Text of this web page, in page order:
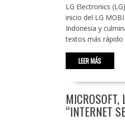
LG Electronics
inicio del LG
Indonesia y
textos más
LEER MÁS
“INTERNET